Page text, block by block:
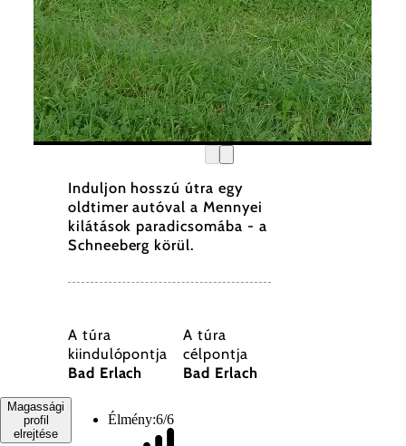
Induljon hosszú útra egy
oldtimer autóval a Mennyei
kilátások paradicsomába - a
Schneeberg körül.
A túra
kiindulópontja
Bad Erlach
A túra
célpontja
Bad Erlach
Magassági
profil
elrejtése
Élmény:6/6